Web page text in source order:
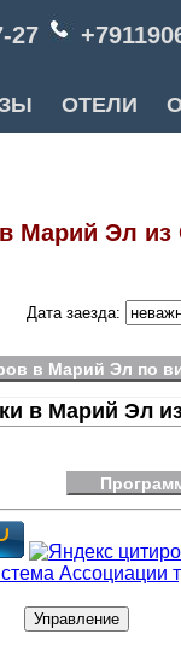
27
ОТЕЛИ
Марий Эл из
Дата заезда:
в Марий Эл по
в Марий Эл